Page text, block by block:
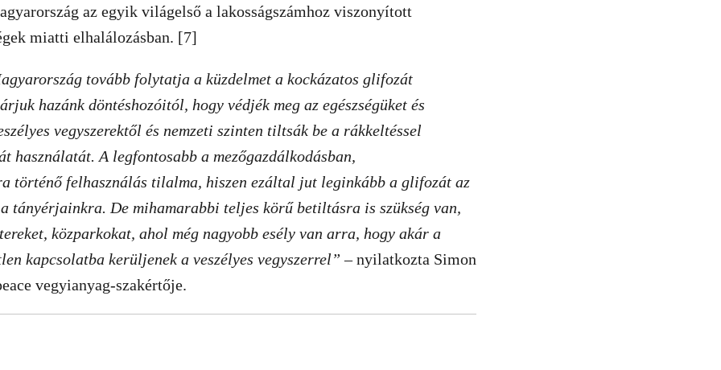
az egyik világelső a lakosságszámhoz viszonyított
miatti elhalálozásban. [7]
tovább folytatja a küzdelmet a kockázatos glifozát
hazánk döntéshozóitól, hogy védjék meg az egészségüket és
vegyszerektől és nemzeti szinten tiltsák be a rákkeltéssel
használatát. A legfontosabb a mezőgazdálkodásban,
történő felhasználás tilalma, hiszen ezáltal jut leginkább a glifozát az
tányérjainkra. De mihamarabbi teljes körű betiltásra is szükség van,
közparkokat, ahol még nagyobb esély van arra, hogy akár a
kapcsolatba kerüljenek a veszélyes vegyszerrel” – nyilatkozta Simon
vegyianyag-szakértője.